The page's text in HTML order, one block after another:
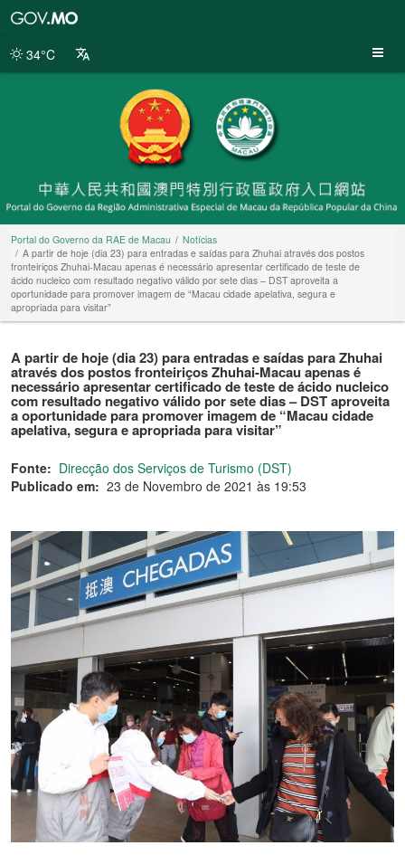
da
34°C
Portal do Governo da RAE de Macau
Notícias
A partir de hoje (dia 23) para entradas e saídas para Zhuhai através dos postos
fronteiriços Zhuhai-Macau apenas é necessário apresentar certificado de teste de
ácido nucleico com resultado negativo válido por sete dias – DST aproveita a
oportunidade para promover imagem de “Macau cidade apelativa, segura e
apropriada para visitar”
A partir de hoje (dia 23) para entradas e saídas para Zhuhai
através dos postos fronteiriços Zhuhai-Macau apenas é
necessário apresentar certificado de teste de ácido nucleico
com resultado negativo válido por sete dias – DST aproveita
a oportunidade para promover imagem de “Macau cidade
apelativa, segura e apropriada para visitar”
Fonte: Direcção dos Serviços de Turismo (DST)
Publicado em: 23 de Novembro de 2021 às 19:53